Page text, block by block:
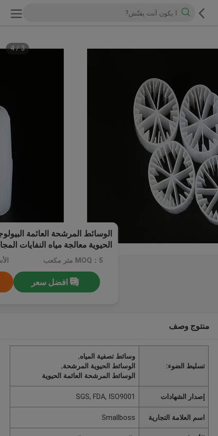
3
/
4
الحيوية معالجة مياه النفايات
MOQ：5 متر مكعب
افضل سعر
منتوج وصف
تسليط الضوء:
وسائط تصفية المياه,
الوسائط الحيوية المرشحة,
الوسائط المرشحة العائمة الحيوية
إصدار الشهادات SGS, FDA, ISO9001
اسم العلامة التجارية Smallboss